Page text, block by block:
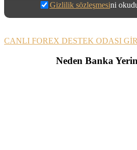
Gizlilik sözleşmesini
CANLI FOREX DESTEK ODASI
Neden Banka